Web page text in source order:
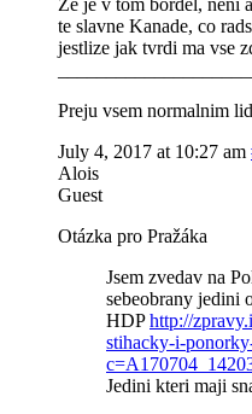
te slavne Kanade, co
jestlize jak tvrdi ma vse
Preju vsem normalnim
July 4, 2017 at 10:27 am
Alois
Guest
Otázka pro Pražáka
Jsem zvedav na
sebeobrany jedini
HDPhttp://
stihacky-i-
Jedini kteri maji